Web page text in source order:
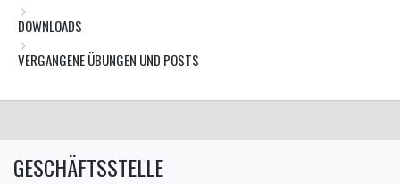
DOWNLOADS
VERGANGENE ÜBUNGEN UND POSTS
GESCHÄFTSSTELLE